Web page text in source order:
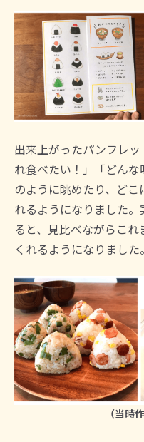
出来上がったパンフレ
れ食べたい！」「どん
のように眺めたり、ど
れるようになりました
ると、見比べながらこ
くれるようになりました。
（当時